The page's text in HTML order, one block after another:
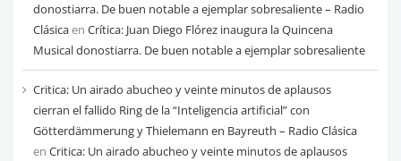
donostiarra. De buen notable a ejemplar sobresaliente – Radio
Clásicaen Crítica: Juan Diego Flórez inaugura la Quincena
Musical donostiarra. De buen notable a ejemplar sobresaliente
Critica: Un airado abucheo y veinte minutos de aplausos
cierran el fallido Ring de la “Inteligencia artificial” con
Götterdämmerung y Thielemann en Bayreuth – Radio Clásica
en Critica: Un airado abucheo y veinte minutos de aplausos